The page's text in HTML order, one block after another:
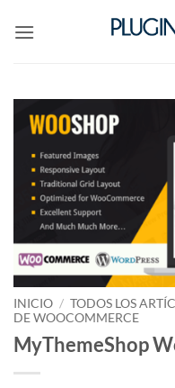
INICIO / TODOS LOS
DE WOOCOMMERCE
MyThemeShop